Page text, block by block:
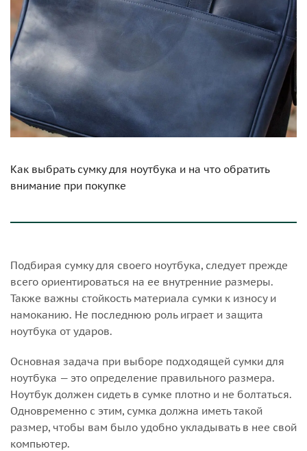
Как выбрать сумку для ноутбука и на что обратить
внимание при покупке
Подбирая сумку для своего ноутбука, следует прежде
всего ориентироваться на ее внутренние размеры.
Также важны стойкость материала сумки к износу и
намоканию. Не последнюю роль играет и защита
ноутбука от ударов.
Основная задача при выборе подходящей сумки для
ноутбука — это определение правильного размера.
Ноутбук должен сидеть в сумке плотно и не болтаться.
Одновременно с этим, сумка должна иметь такой
размер, чтобы вам было удобно укладывать в нее свой
компьютер.